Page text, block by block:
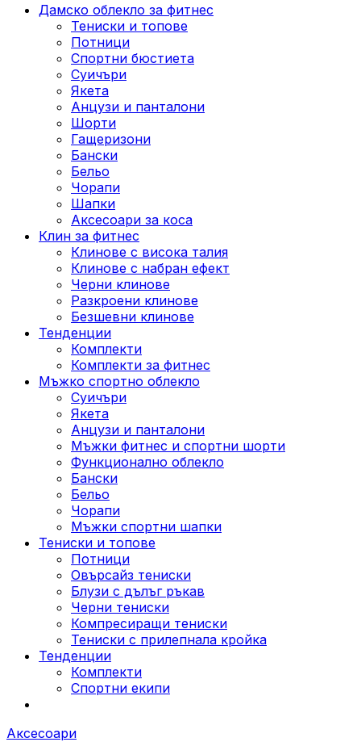
Дамско облекло за фитнес
Тениски и топове
Потници
Спортни бюстиета
Суичъри
Якета
Aнцузи и панталони
Шорти
Гащеризони
Бански
Бельо
Чорапи
Шапки
Аксесоари за коса
Клин за фитнес
Клинове с висока талия
Клинове с набран ефект
Черни клинове
Разкроени клинове
Безшевни клинове
Тенденции
Комплекти
Комплекти за фитнес
Мъжко спортно облекло
Суичъри
Якета
Aнцузи и панталони
Mъжки фитнес и спортни шорти
Функционално облекло
Бански
Бельо
Чорапи
Mъжки спортни шапки
Тениски и топове
Потници
Овърсайз тениски
Блузи с дълъг ръкав
Черни тениски
Компресиращи тениски
Тениски с прилепнала кройка
Тенденции
Комплекти
Спортни екипи
Аксесоари